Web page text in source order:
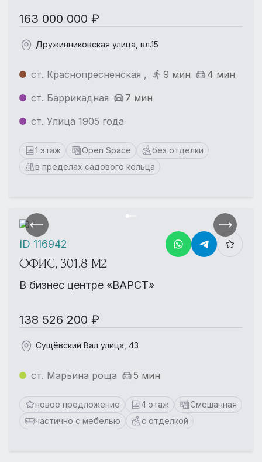
163 000 000 ₽
Дружинниковская улица, вл.15
ст. Краснопресненская , 9 мин
4 мин
ст. Баррикадная
7 мин
ст. Улица 1905 года
1 этаж Open Space
без отделки
в пределах садового кольца
ОФИС, 301.8 М2
В бизнес центре «ВАРСТ»
138 526 200 ₽
Сущёвский Вал улица, 43
ст. Марьина роща 5 мин
новое предложение 4 этаж
Смешанная
частично с мебелью
с отделкой
ID 116942